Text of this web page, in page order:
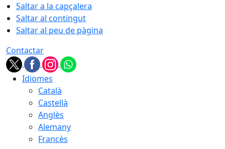
Saltar a la capçalera
Saltar al contingut
Saltar al peu de pàgina
Contactar
Idiomes
Català
Castellà
Anglès
Alemany
Francès